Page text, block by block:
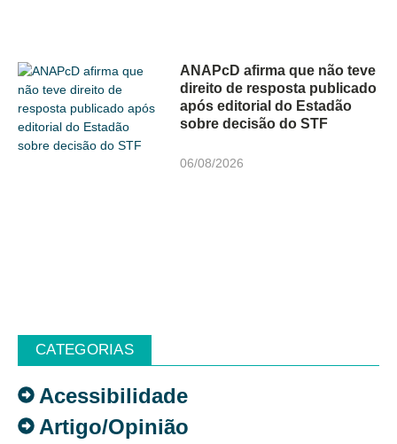
ANAPcD afirma que não teve
direito de resposta publicado
após editorial do Estadão
sobre decisão do STF
06/08/2026
CATEGORIAS
Acessibilidade
Artigo/Opinião